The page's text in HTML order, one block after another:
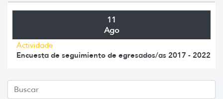
11
Ago
Actividade
Encuesta de seguimiento de egresados/as 2017 - 2022